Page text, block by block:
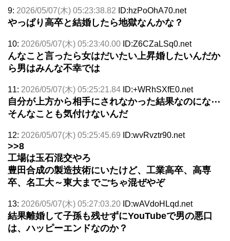
9: 2026/05/07(木) 05:23:38.82 ID:hzPoOhA70.net
やっぱり高卒と結婚したら地獄なんかな？
10: 2026/05/07(木) 05:23:40.00 ID:Z6CZaLSq0.net
んなこと言ったら女はだいたい上昇婚したいんだか
ら男はみんな不幸では
11: 2026/05/07(木) 05:25:21.84 ID:+WRhSXfE0.net
自分が上方から相手にされなかった結果なのにな⋯
そんなことも気付けないんだ
12: 2026/05/07(木) 05:25:45.69 ID:wvRvztr90.net
>>8
工場は玉石混交やろ
豊田合成の製造技術にいたけど、工業高卒、高専
卒、名工大～東大までごちゃ混ぜやぞ
13: 2026/05/07(木) 05:27:03.20 ID:wAVdoHLqd.net
結果離婚して子孫も残せずにYouTubeで男の悪口
は、ハッピーエンドなのか？